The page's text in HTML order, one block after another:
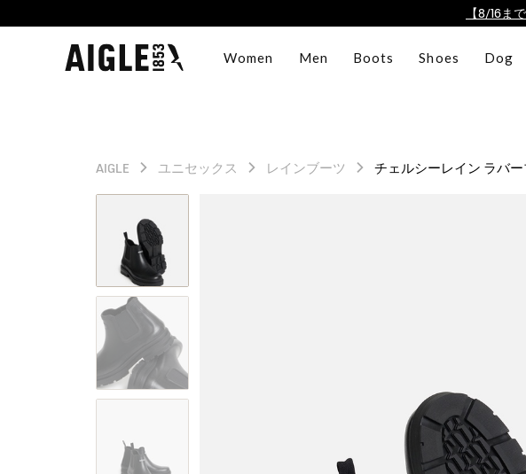
【最大
AIGLE CLUB
AIGLE CLUB
Women Men Boots Shoes Dog
AIGLE ユニセックス レインブーツ チェルシーレイン ラバ